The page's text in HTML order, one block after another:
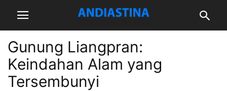
Gunung Liangpran:
Keindahan Alam yang
Tersembunyi